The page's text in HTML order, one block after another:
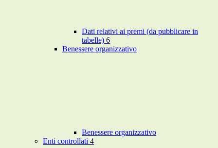
Dati relativi ai premi (da pubblicare in
tabelle) 6
Benessere organizzativo
Benessere organizzativo
Enti controllati 4